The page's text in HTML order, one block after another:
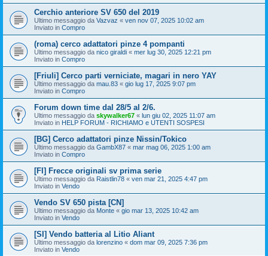
Cerchio anteriore SV 650 del 2019
Ultimo messaggio da Vazvaz « ven nov 07, 2025 10:02 am
Inviato in Compro
(roma) cerco adattatori pinze 4 pompanti
Ultimo messaggio da nico giraldi « mer lug 30, 2025 12:21 pm
Inviato in Compro
[Friuli] Cerco parti verniciate, magari in nero YAY
Ultimo messaggio da mau.83 « gio lug 17, 2025 9:07 pm
Inviato in Compro
Forum down time dal 28/5 al 2/6.
Ultimo messaggio da skywalker67 « lun giu 02, 2025 11:07 am
Inviato in HELP FORUM - RICHIAMO e UTENTI SOSPESI
[BG] Cerco adattatori pinze Nissin/Tokico
Ultimo messaggio da GambX87 « mar mag 06, 2025 1:00 am
Inviato in Compro
[FI] Frecce originali sv prima serie
Ultimo messaggio da Raistlin78 « ven mar 21, 2025 4:47 pm
Inviato in Vendo
Vendo SV 650 pista [CN]
Ultimo messaggio da Monte « gio mar 13, 2025 10:42 am
Inviato in Vendo
[SI] Vendo batteria al Litio Aliant
Ultimo messaggio da lorenzino « dom mar 09, 2025 7:36 pm
Inviato in Vendo